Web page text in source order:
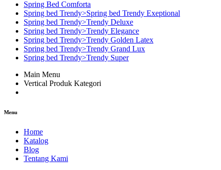
Spring Bed Comforta
Spring bed Trendy>Spring bed Trendy Exeptional
Spring bed Trendy>Trendy Deluxe
Spring bed Trendy>Trendy Elegance
Spring bed Trendy>Trendy Golden Latex
Spring bed Trendy>Trendy Grand Lux
Spring bed Trendy>Trendy Super
Main Menu
Vertical Produk Kategori
Menu
Home
Katalog
Blog
Tentang Kami